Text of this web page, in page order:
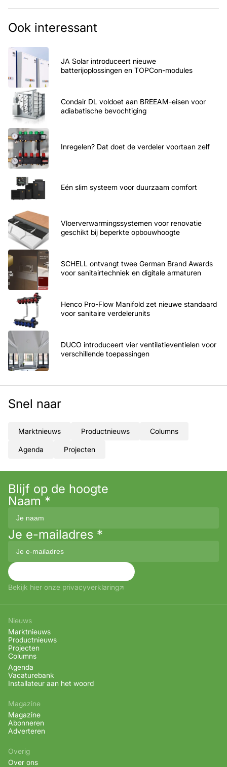
Ook interessant
JA Solar introduceert nieuwe
batterijoplossingen en TOPCon-modules
Condair DL voldoet aan BREEAM-eisen voor
adiabatische bevochtiging
Inregelen? Dat doet de verdeler voortaan zelf
Eén slim systeem voor duurzaam comfort
Vloerverwarmingssystemen voor renovatie
geschikt bij beperkte opbouwhoogte
SCHELL ontvangt twee German Brand Awards
voor sanitairtechniek en digitale armaturen
Henco Pro-Flow Manifold zet nieuwe standaard
voor sanitaire verdelerunits
DUCO introduceert vier ventilatieventielen voor
verschillende toepassingen
Snel naar
Marktnieuws Productnieuws Columns
Agenda Projecten
Blijf op de hoogte
Naam *
Je e-mailadres *
Bekijk hier onze privacyverklaring
Nieuws
Marktnieuws
Productnieuws
Projecten
Columns
Agenda
Vacaturebank
Installateur aan het woord
Magazine
Magazine
Abonneren
Adverteren
Overig
Over ons